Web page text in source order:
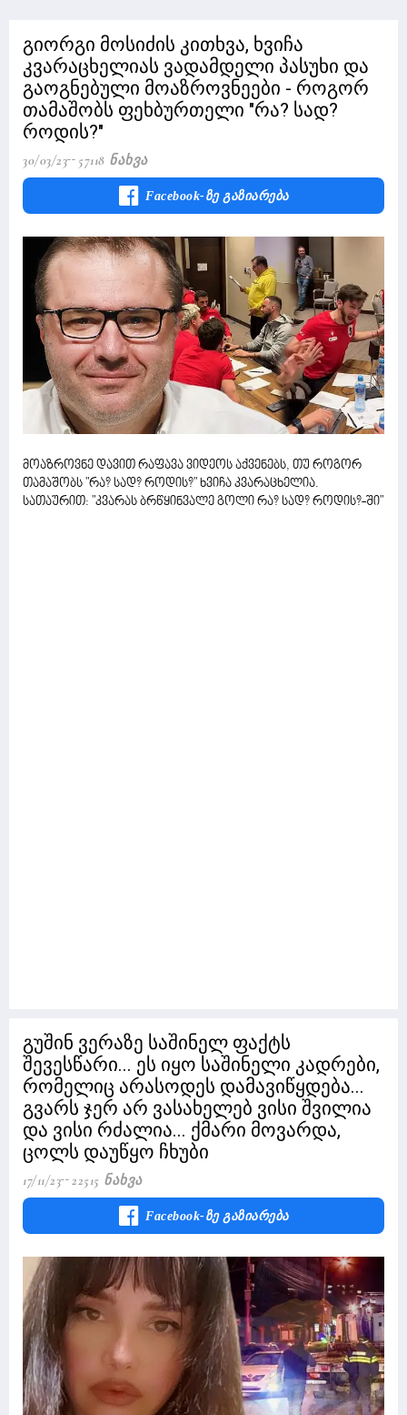
გიორგი მოსიძის კითხვა, ხვიჩა
კვარაცხელიას ვადამდელი პასუხი და
გაოგნებული მოაზროვნეები - როგორ
თამაშობს ფეხბურთელი "რა? სად?
როდის?"
30/03/23 57118 Ნახვა
Facebook-Ზე Გაზიარება
მოაზროვნე დავით რაფავა ვიდეოს აქვენებს, თუ როგორ
თამაშობს "რა? სად? როდის?" ხვიჩა კვარაცხელია.
სათაურით: "კვარას ბრწყინვალე გოლი რა? სად? როდის?-ში"
გუშინ ვერაზე საშინელ ფაქტს
შევესწარი... ეს იყო საშინელი კადრები,
რომელიც არასოდეს დამავიწყდება...
გვარს ჯერ არ ვასახელებ ვისი შვილია
და ვისი რძალია... ქმარი მოვარდა,
ცოლს დაუწყო ჩხუბი
17/11/23 22515 Ნახვა
Facebook-Ზე Გაზიარება